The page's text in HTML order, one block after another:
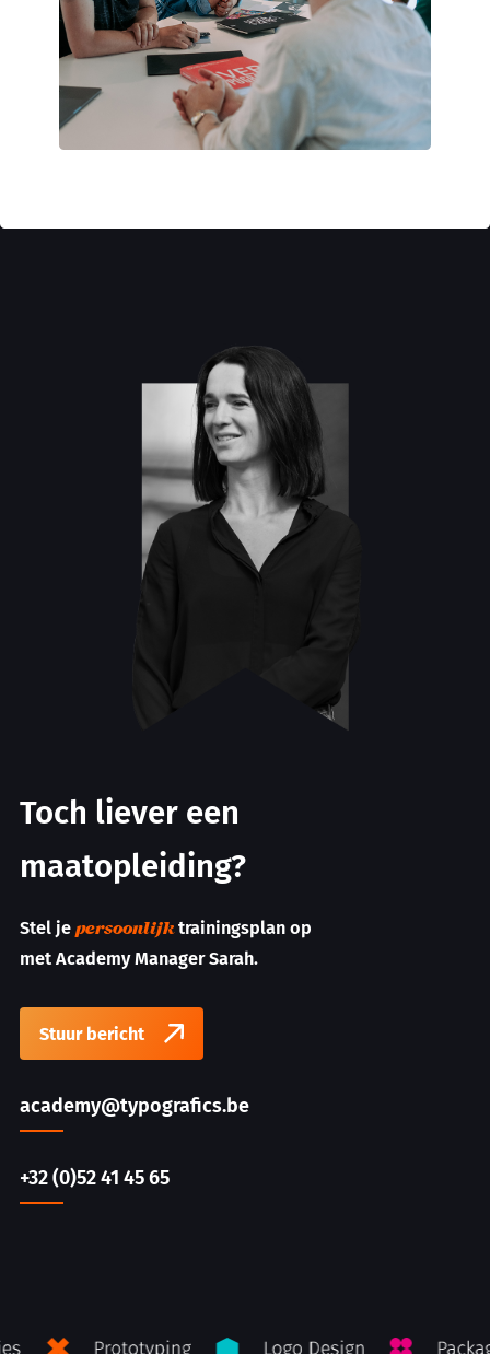
Toch liever een
maatopleiding?
Stel je persoonlijktrainingsplan op
met Academy Manager Sarah.
Stuur bericht
academy@typografics.be
+32 (0)52 41 45 65